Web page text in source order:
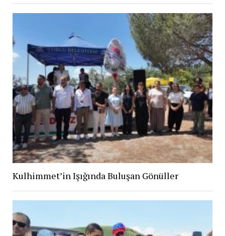
Kulhimmet’in Işığında Buluşan Gönüller